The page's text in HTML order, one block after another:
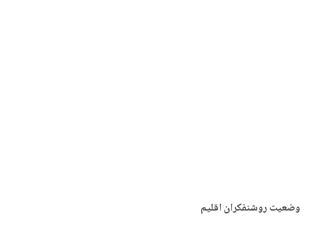
وضعیت روشنفکران اقلیم